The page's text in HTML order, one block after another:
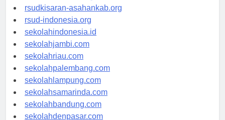
rsud-natunakab.org
rsudkisaran-asahankab.org
rsud-indonesia.org
sekolahindonesia.id
sekolahjambi.com
sekolahriau.com
sekolahpalembang.com
sekolahlampung.com
sekolahsamarinda.com
sekolahbandung.com